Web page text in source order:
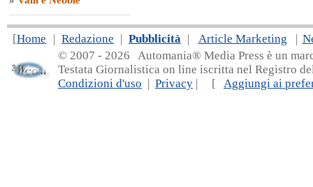
[Home | Redazione | Pubblicità | Article Marketing |
© 2007 - 2026 Automania® Media Press è un
Testata Giornalistica on line iscritta nel Registro
Condizioni d'uso | Privacy | [ Aggiungi ai